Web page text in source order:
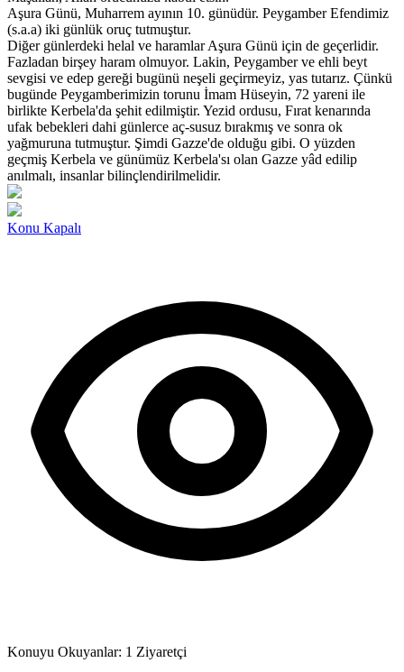
Aşura Günü, Muharrem ayının 10. günüdür. Peygamber Efendimiz
(s.a.a) iki günlük oruç tutmuştur.
Diğer günlerdeki helal ve haramlar Aşura Günü için de geçerlidir.
Fazladan birşey haram olmuyor. Lakin, Peygamber ve ehli beyt
sevgisi ve edep gereği bugünü neşeli geçirmeyiz, yas tutarız. Çünkü
bugünde Peygamberimizin torunu İmam Hüseyin, 72 yareni ile
birlikte Kerbela'da şehit edilmiştir. Yezid ordusu, Fırat kenarında
ufak bebekleri dahi günlerce aç-susuz bırakmış ve sonra ok
yağmuruna tutmuştur. Şimdi Gazze'de olduğu gibi. O yüzden
geçmiş Kerbela ve günümüz Kerbela'sı olan Gazze yâd edilip
anılmalı, insanlar bilinçlendirilmelidir.
Konu Kapalı
Konuyu Okuyanlar: 1 Ziyaretçi